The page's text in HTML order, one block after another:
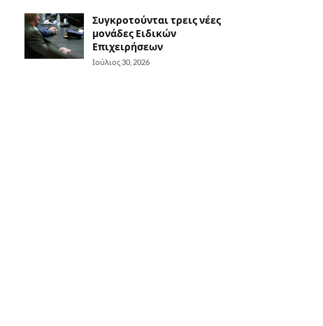
Συγκροτούνται τρεις νέες
μονάδες Ειδικών
Επιχειρήσεων
Ιούλιος 30, 2026